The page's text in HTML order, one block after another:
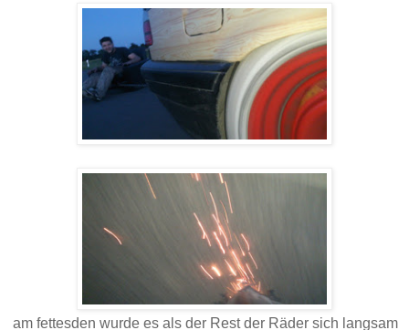
am fettesden wurde es als der Rest der Räder sich langsam